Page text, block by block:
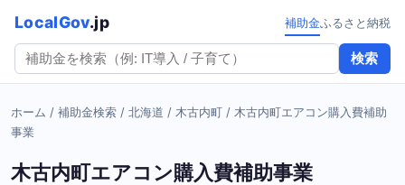
LocalGov.jp
検索
補助金ふるさと納税
ホーム / 補助金検索 / 北海道 / 木古内町 / 木古内町エアコン購入費補助
事業
木古内町エアコン購入費補助事業